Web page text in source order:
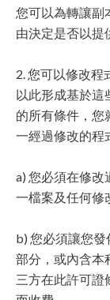
您可以為轉讓副
由決定是否以提
2. 您可以修改程
以此形成基於這
的所有條件，您
一經過修改的程
a) 您必須在修
一檔案及任何修
b) 您必須讓您
部分，或內含本
三方在此許可證